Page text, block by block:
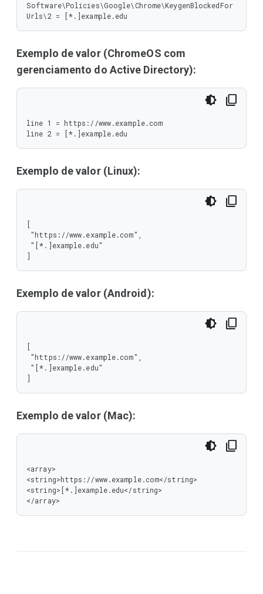
Software\Policies\Google\Chrome\KeygenBlockedFor
Urls\2 = [*.]example.edu
Exemplo de valor (ChromeOS com
gerenciamento do Active Directory):
line 1 = https://www.example.com
line 2 = [*.]example.edu
Exemplo de valor (Linux):
[
]
Exemplo de valor (Android):
[
]
Exemplo de valor (Mac):
<array>
<string>https://www.example.com</string>
<string>[*.]example.edu</string>
</array>